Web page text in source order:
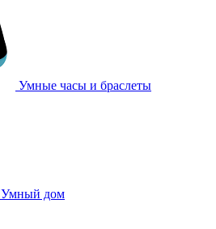
Умные часы и браслеты
Умный дом